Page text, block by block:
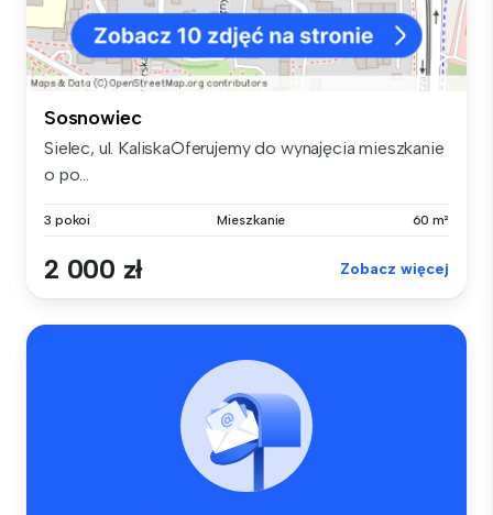
Sosnowiec
Sielec, ul. KaliskaOferujemy do wynajęcia mieszkanie
o po...
3 pokoi Mieszkanie 60 m²
2 000 zł Zobacz więcej